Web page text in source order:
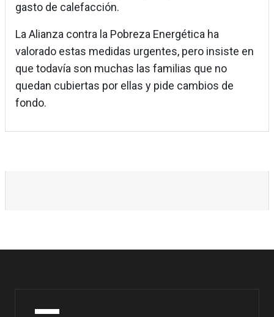
gasto de calefacción.
La Alianza contra la Pobreza Energética ha
valorado estas medidas urgentes, pero insiste en
que todavía son muchas las familias que no
quedan cubiertas por ellas y pide cambios de
fondo.